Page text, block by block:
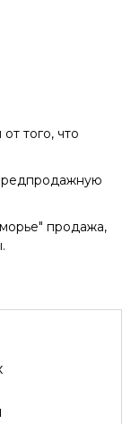
того, что
продажа,